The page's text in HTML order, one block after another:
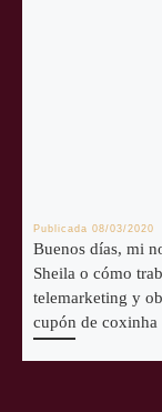
Publicada08/03/2020
Buenos días, mi
Sheila o cómo
telemarketing y
cupón de coxinha